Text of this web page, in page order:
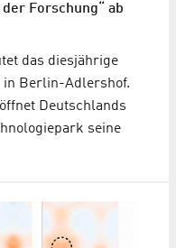
Forschung“ ab
das diesjährige
in Berlin-Adlershof.
Deutschlands
seine